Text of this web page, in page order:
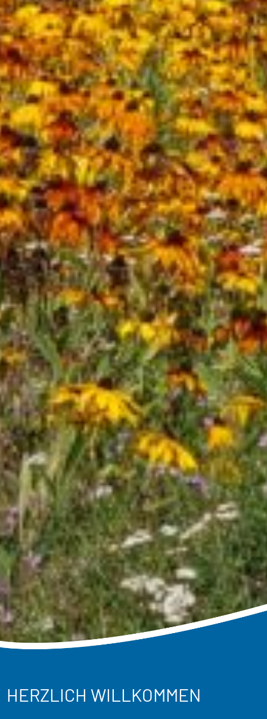
HERZLICH WILLKOMMEN